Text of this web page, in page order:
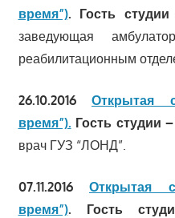
время”). Гость студии
заведующая
реабилитационным
26.10.2016 Открытая
время”). Гость студии –
врач ГУЗ “ЛОНД”.
07.11.2016 Открытая
время”). Гость